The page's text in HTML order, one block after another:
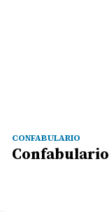
CONFABULARIO
Confabulario